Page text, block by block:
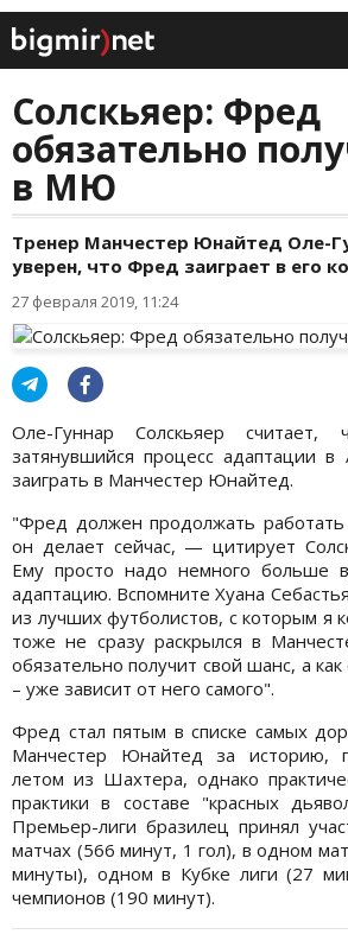
Солскьяер: Фред
обязательно
в МЮ
Тренер Манчестер Юнайтед Оле-
уверен, что Фред заиграет в его
27 февраля 2019, 11:24
Оле-Гуннар Солскьяер считает,
затянувшийся процесс адаптации
заиграть в Манчестер Юнайтед.
"Фред должен продолжать
он делает сейчас, — цитирует
Ему просто надо немного больше
адаптацию. Вспомните Хуана
из лучших футболистов, с которым я
тоже не сразу раскрылся в
обязательно получит свой шанс, а
– уже зависит от него самого".
Фред стал пятым в списке самых
Манчестер Юнайтед за историю,
летом из Шахтера, однако
практики в составе "красных
Премьер-лиги бразилец принял
матчах (566 минут, 1 гол), в одном
минуты), одном в Кубке лиги (27
чемпионов (190 минут).